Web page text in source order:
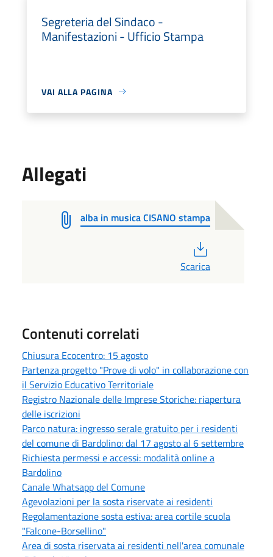
Segreteria del Sindaco -
Manifestazioni - Ufficio Stampa
VAI ALLA PAGINA
Allegati
alba in musica CISANO stampa
Scarica
Contenuti correlati
Chiusura Ecocentro: 15 agosto
Partenza progetto "Prove di volo" in collaborazione con
il Servizio Educativo Territoriale
Registro Nazionale delle Imprese Storiche: riapertura
delle iscrizioni
Parco natura: ingresso serale gratuito per i residenti
del comune di Bardolino: dal 17 agosto al 6 settembre
Richiesta permessi e accessi: modalità online a
Bardolino
Canale Whatsapp del Comune
Agevolazioni per la sosta riservate ai residenti
Regolamentazione sosta estiva: area cortile scuola
"Falcone-Borsellino"
Area di sosta riservata ai residenti nell'area comunale